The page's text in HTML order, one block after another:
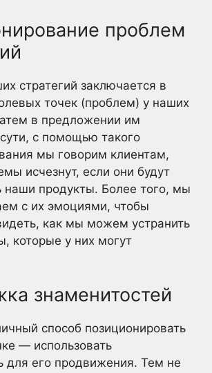
проблем
стратегий заключается в
точек (проблем) у наших
в предложении им
с помощью такого
мы говорим клиентам,
исчезнут, если они будут
наши продукты. Более того, мы
с их эмоциями, чтобы
как мы можем устранить
которые у них могут
знаменитостей
способ позиционировать
— использовать
для его продвижения. Тем не